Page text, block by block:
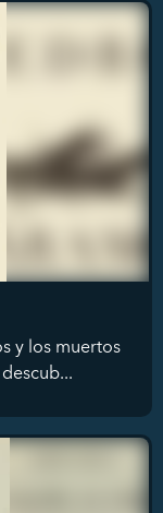
y los muertos